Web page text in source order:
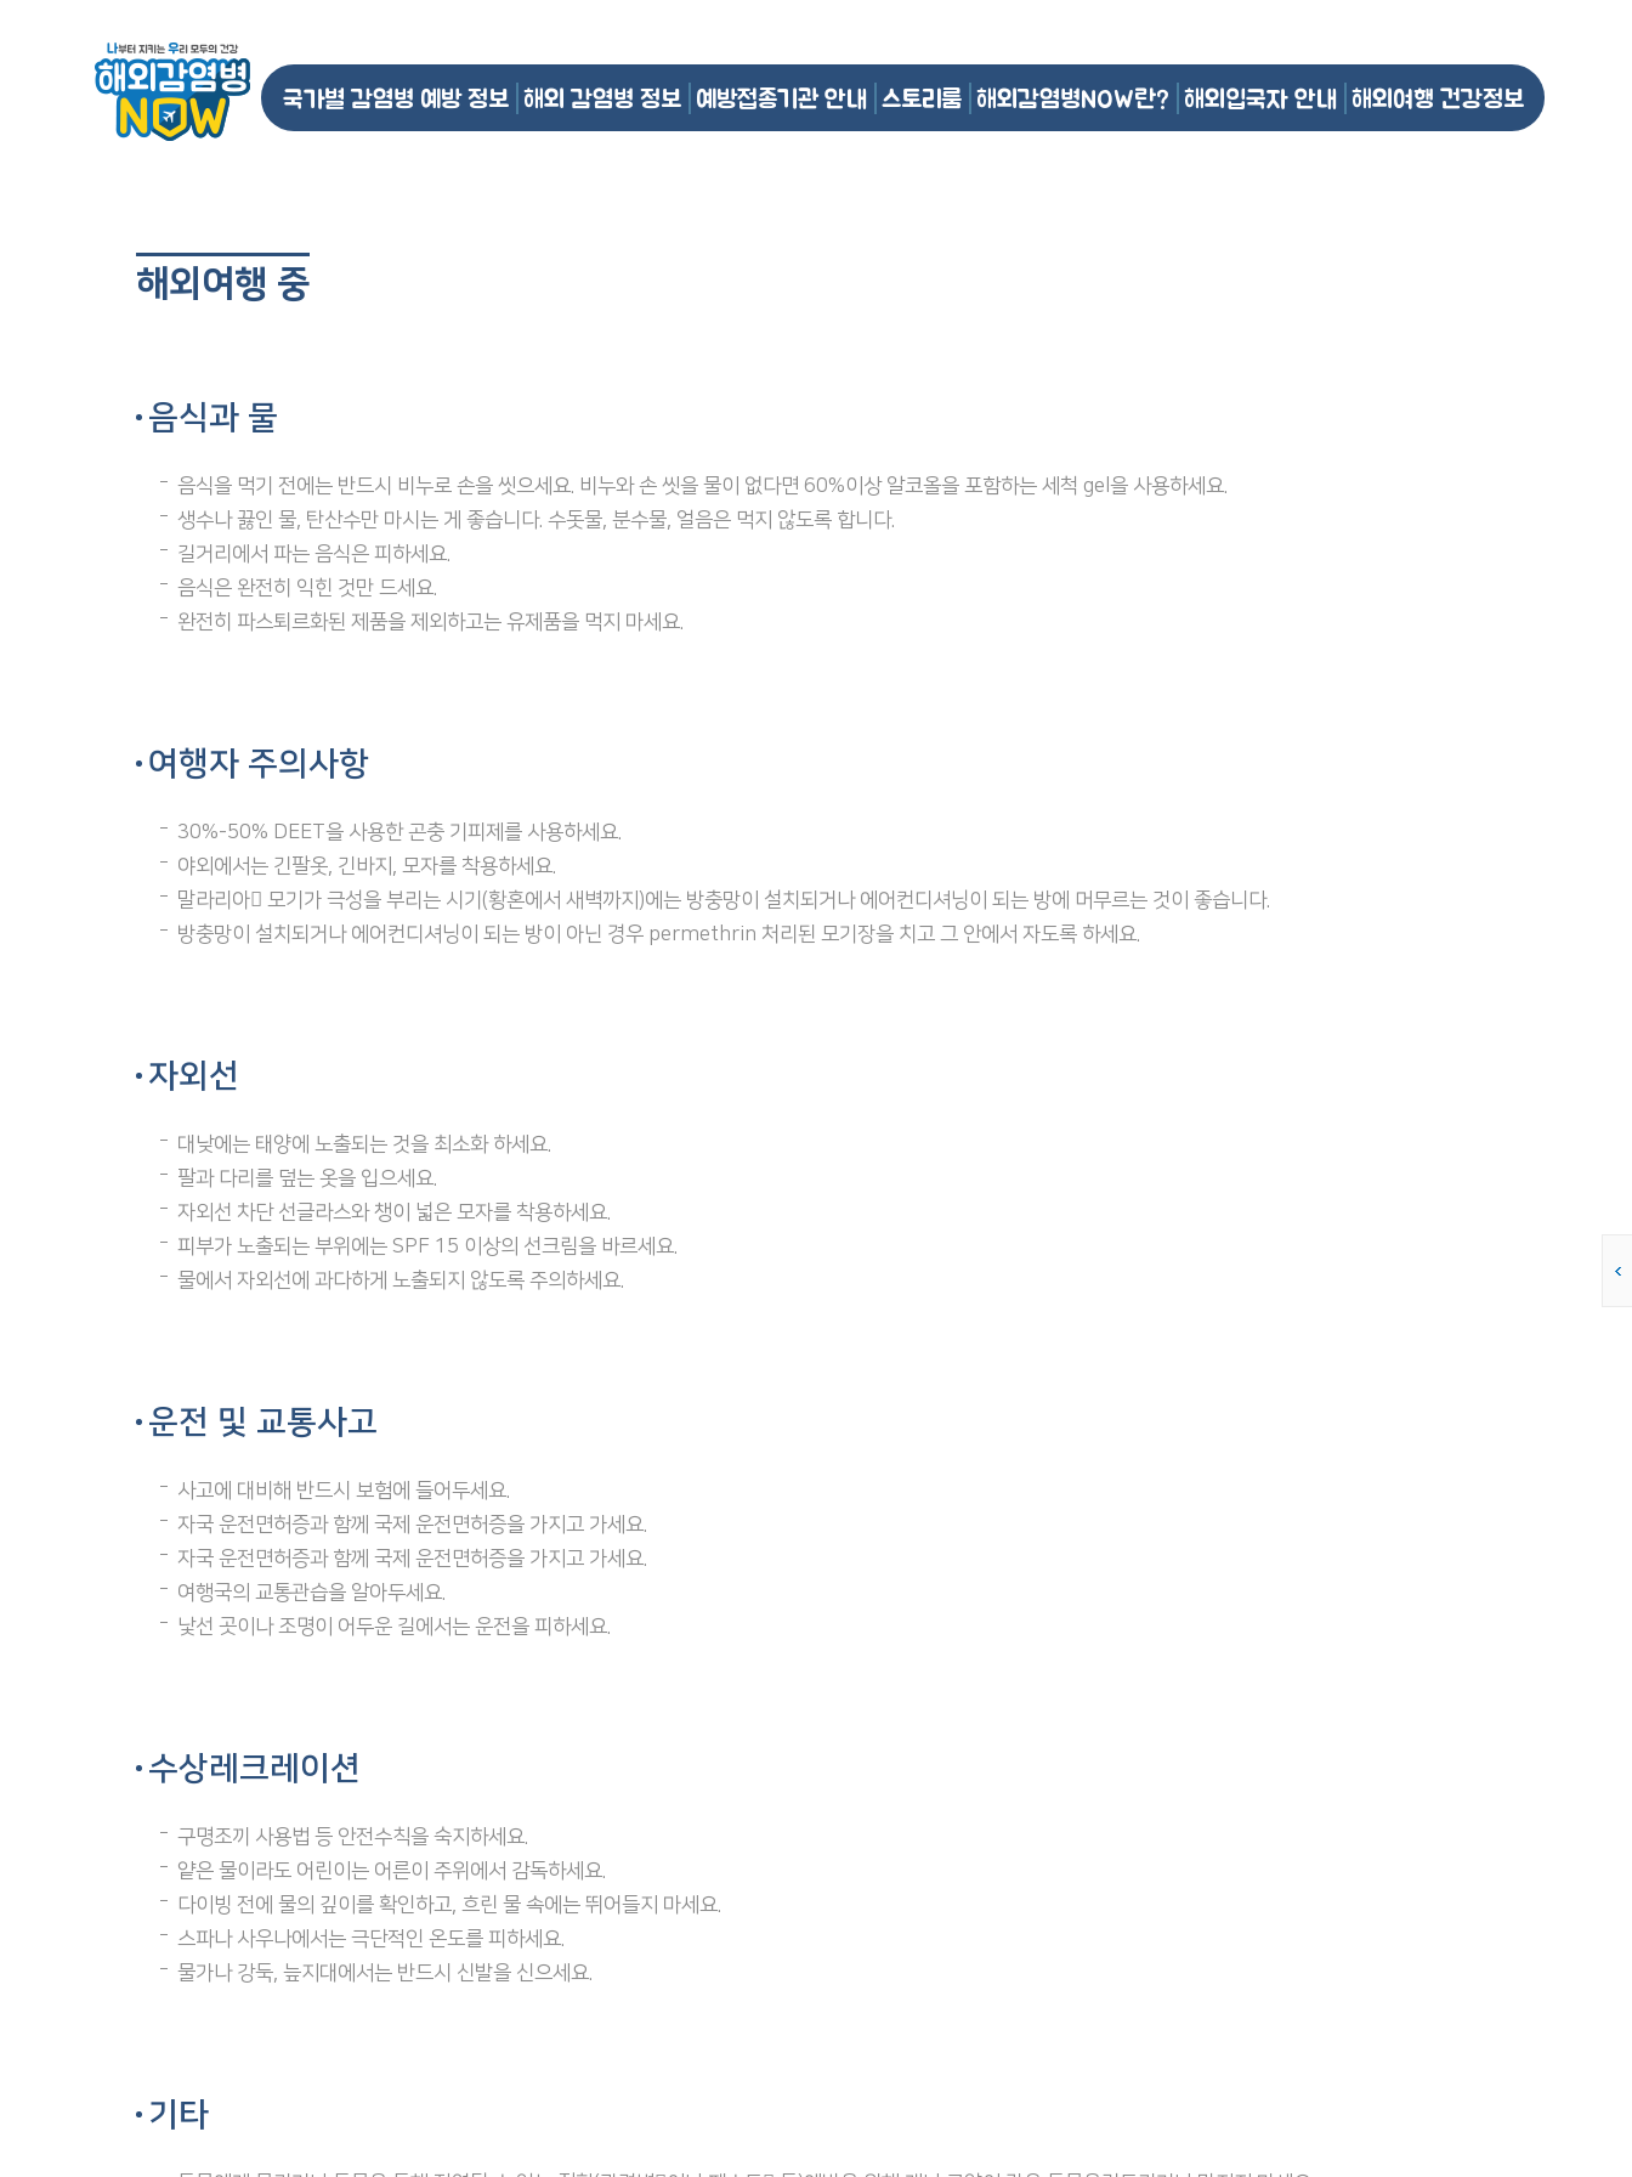
국가별 감염병 예방 정보 해외 감염병 정보 예방접종기관 안내 스토리룸 해외감염병NOW란? 해외입국자 안내 해외여행 건강정보
해외여행 중
음식과 물
음식을 먹기 전에는 반드시 비누로 손을 씻으세요. 비누와 손 씻을 물이 없다면 60%이상 알코올을 포함하는 세척 gel을 사용하세요.
생수나 끓인 물, 탄산수만 마시는 게 좋습니다. 수돗물, 분수물, 얼음은 먹지 않도록 합니다.
길거리에서 파는 음식은 피하세요.
음식은 완전히 익힌 것만 드세요.
완전히 파스퇴르화된 제품을 제외하고는 유제품을 먹지 마세요.
여행자 주의사항
30%-50% DEET을 사용한 곤충 기피제를 사용하세요.
야외에서는 긴팔옷, 긴바지, 모자를 착용하세요.
말라리아 모기가 극성을 부리는 시기(황혼에서 새벽까지)에는 방충망이 설치되거나 에어컨디셔닝이 되는 방에 머무르는 것이 좋습니다.
방충망이 설치되거나 에어컨디셔닝이 되는 방이 아닌 경우 permethrin 처리된 모기장을 치고 그 안에서 자도록 하세요.
자외선
대낮에는 태양에 노출되는 것을 최소화 하세요.
팔과 다리를 덮는 옷을 입으세요.
자외선 차단 선글라스와 챙이 넓은 모자를 착용하세요.
피부가 노출되는 부위에는 SPF 15 이상의 선크림을 바르세요.
물에서 자외선에 과다하게 노출되지 않도록 주의하세요.
운전 및 교통사고
사고에 대비해 반드시 보험에 들어두세요.
자국 운전면허증과 함께 국제 운전면허증을 가지고 가세요.
자국 운전면허증과 함께 국제 운전면허증을 가지고 가세요.
여행국의 교통관습을 알아두세요.
낯선 곳이나 조명이 어두운 길에서는 운전을 피하세요.
수상레크레이션
구명조끼 사용법 등 안전수칙을 숙지하세요.
얕은 물이라도 어린이는 어른이 주위에서 감독하세요.
다이빙 전에 물의 깊이를 확인하고, 흐린 물 속에는 뛰어들지 마세요.
스파나 사우나에서는 극단적인 온도를 피하세요.
물가나 강둑, 늪지대에서는 반드시 신발을 신으세요.
기타